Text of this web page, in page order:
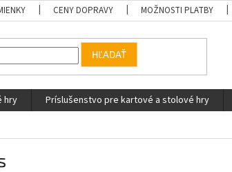
CENY DOPRAVY MOŽNOSTI PLATBY
HĽADAŤ
hry Príslušenstvo pre kartové a stolové hry